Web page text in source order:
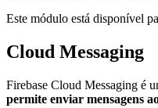
Este módulo está disponível
Cloud Messaging
Firebase Cloud Messaging é
permite enviar mensagens